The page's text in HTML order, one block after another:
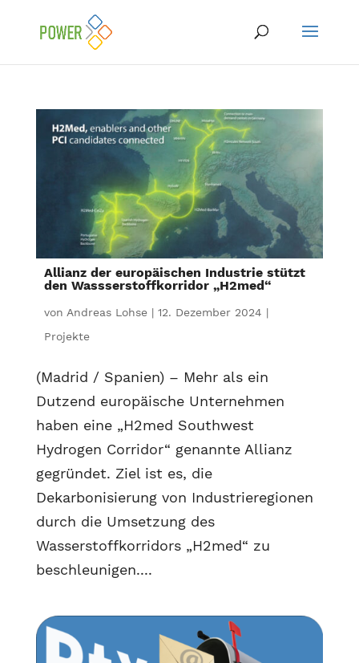
Allianz der europäischen Industrie stützt
den Wassserstoffkorridor „H2med“
von Andreas Lohse| 12. Dezember 2024 |
Projekte
(Madrid / Spanien) – Mehr als ein
Dutzend europäische Unternehmen
haben eine „H2med Southwest
Hydrogen Corridor“ genannte Allianz
gegründet. Ziel ist es, die
Dekarbonisierung von Industrieregionen
durch die Umsetzung des
Wasserstoffkorridors „H2med“ zu
beschleunigen....